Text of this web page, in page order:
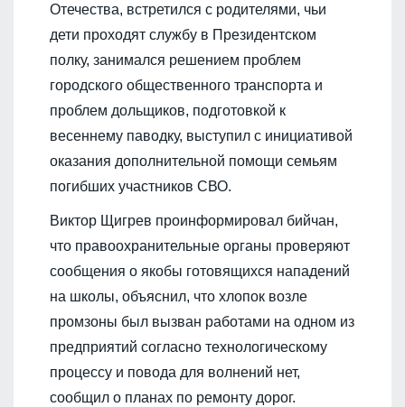
Отечества, встретился с родителями, чьи
дети проходят службу в Президентском
полку, занимался решением проблем
городского общественного транспорта и
проблем дольщиков, подготовкой к
весеннему паводку, выступил с инициативой
оказания дополнительной помощи семьям
погибших участников СВО.
Виктор Щигрев проинформировал бийчан,
что правоохранительные органы проверяют
сообщения о якобы готовящихся нападений
на школы, объяснил, что хлопок возле
промзоны был вызван работами на одном из
предприятий согласно технологическому
процессу и повода для волнений нет,
сообщил о планах по ремонту дорог.